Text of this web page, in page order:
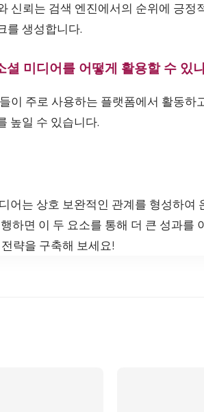
신뢰는 검색 엔진에서의 순위에 긍정
를 생성합니다.
셜 미디어를 어떻게 활용할 수 있
이 주로 사용하는 플랫폼에서 활동하
높일 수 있습니다.
어는 상호 보완적인 관계를 형성하여
하면 이 두 요소를 통해 더 큰 성과를
략을 구축해 보세요!